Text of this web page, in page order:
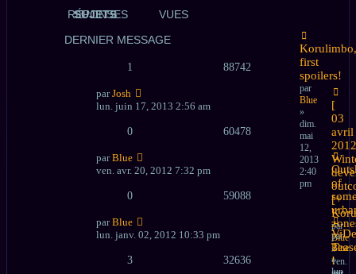
SUJETS
RÉPONSES
VUES
DERNIER MESSAGE
Korulimbo,
first
spoilers!
par
Blue
»
dim.
mai
12,
2013
2:40
pm
1 88742
parJosh
lun. juin 17, 2013 2:56 am
[
03
avril
[+
par
Blue
»
ven.
0 60478
parBlue
ven. avr. 20, 2012 7:32 pm
of
par
Blue
»
lun.
0 59088
parBlue
lun. janv. 02, 2012 10:33 pm
!
3 32636